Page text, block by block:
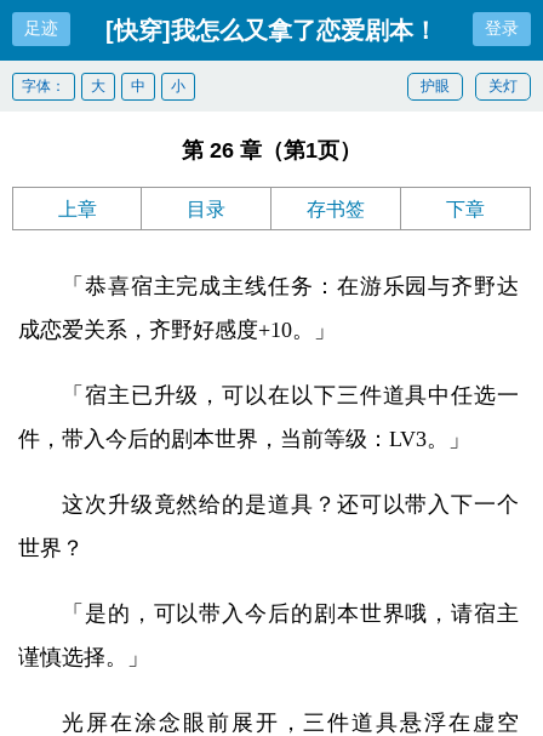
足迹 [快穿]我怎么又拿了恋爱剧本！ 登录
关灯
护眼
字体： 大 中 小
第 26 章（第1页）
上章 目录 存书签 下章
「恭喜宿主完成主线任务：在游乐园与齐野达
成恋爱关系，齐野好感度+10。」
「宿主已升级，可以在以下三件道具中任选一
件，带入今后的剧本世界，当前等级：LV3。」
这次升级竟然给的是道具？还可以带入下一个
世界？
「是的，可以带入今后的剧本世界哦，请宿主
谨慎选择。」
光屏在涂念眼前展开，三件道具悬浮在虚空